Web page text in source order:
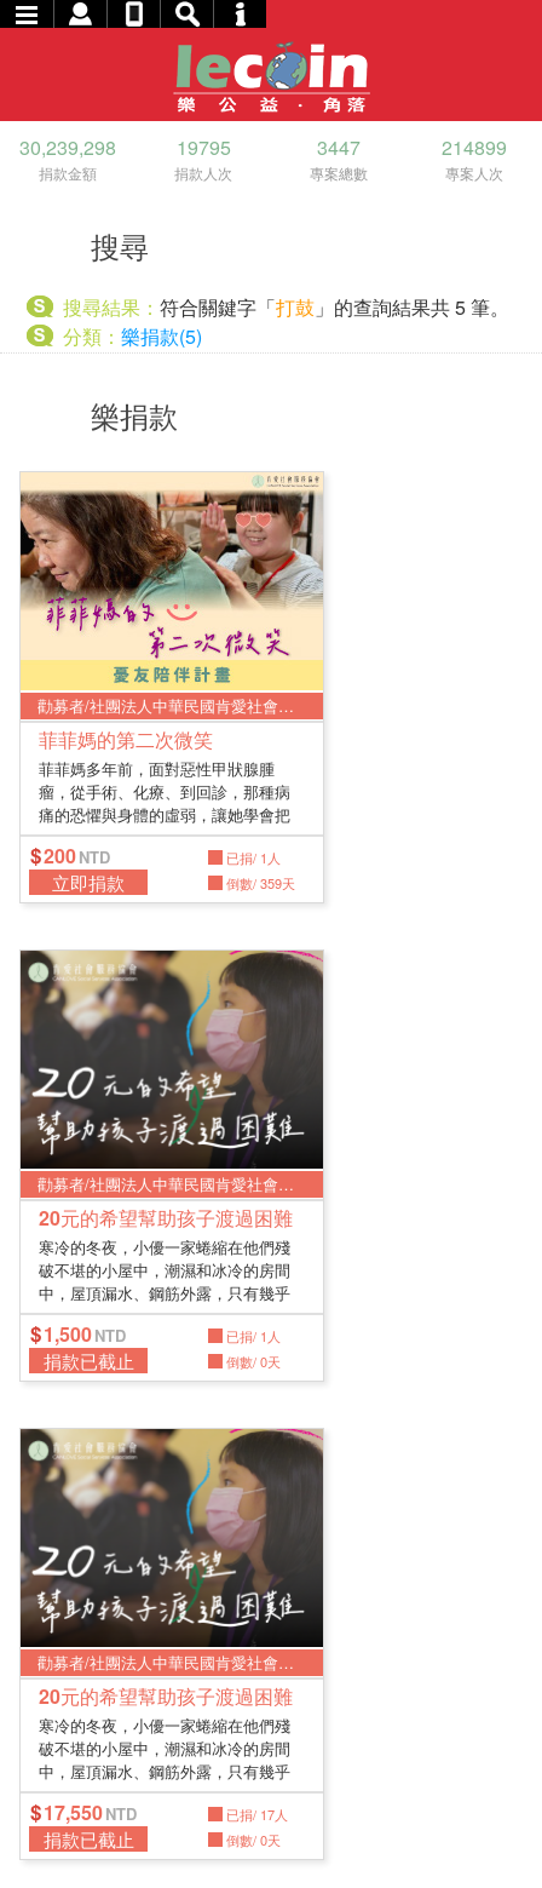
30,239,298
捐款金額
19795
捐款人次
3447
專案總數
214899
專案人次
搜尋
搜尋結果：符合關鍵字「打鼓 」的查詢結果共 5 筆。
分類：樂捐款(5)
樂捐款
勸募者/社團法人中華民國肯愛社會服務協會
菲菲媽的第二次微笑
菲菲媽多年前，面對惡性甲狀腺腫
瘤，從手術、化療、到回診，那種病
痛的恐懼與身體的虛弱，讓她學會把
所有不...
200 已捐/ 1人
立即捐款 倒數/ 359天
勸募者/社團法人中華民國肯愛社會服務協會
20元的希望幫助孩子渡過困難
寒冷的冬夜，小優一家蜷縮在他們殘
破不堪的小屋中，潮濕和冰冷的房間
中，屋頂漏水、鋼筋外露，只有幾乎
要崩...
1,500 已捐/ 1人
捐款已截止 倒數/ 0天
勸募者/社團法人中華民國肯愛社會服務協會
20元的希望幫助孩子渡過困難
寒冷的冬夜，小優一家蜷縮在他們殘
破不堪的小屋中，潮濕和冰冷的房間
中，屋頂漏水、鋼筋外露，只有幾乎
要崩...
17,550 已捐/ 17人
捐款已截止 倒數/ 0天